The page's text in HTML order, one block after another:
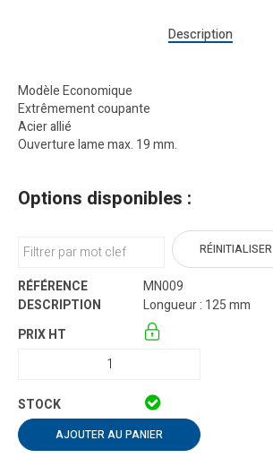
Description
Modèle Economique
Extrêmement coupante
Acier allié
Ouverture lame max. 19 mm.
Options disponibles :
RÉINITIALISER
MN009
Longueur : 125 mm
AJOUTER AU PANIER